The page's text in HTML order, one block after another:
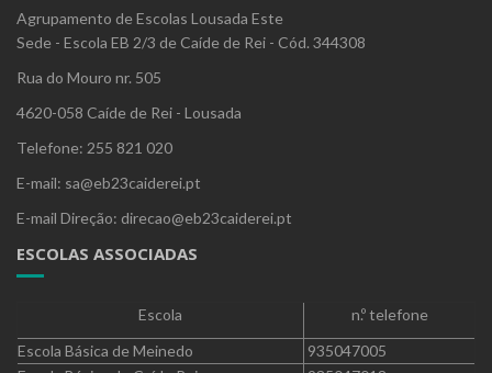
Agrupamento de Escolas Lousada Este
Sede - Escola EB 2/3 de Caíde de Rei - Cód. 344308
Rua do Mouro nr. 505
4620-058 Caíde de Rei - Lousada
Telefone: 255 821 020
E-mail: sa@eb23caiderei.pt
E-mail Direção: direcao@eb23caiderei.pt
ESCOLAS ASSOCIADAS
Escola
n.º telefone
Escola Básica de Meinedo
935047005